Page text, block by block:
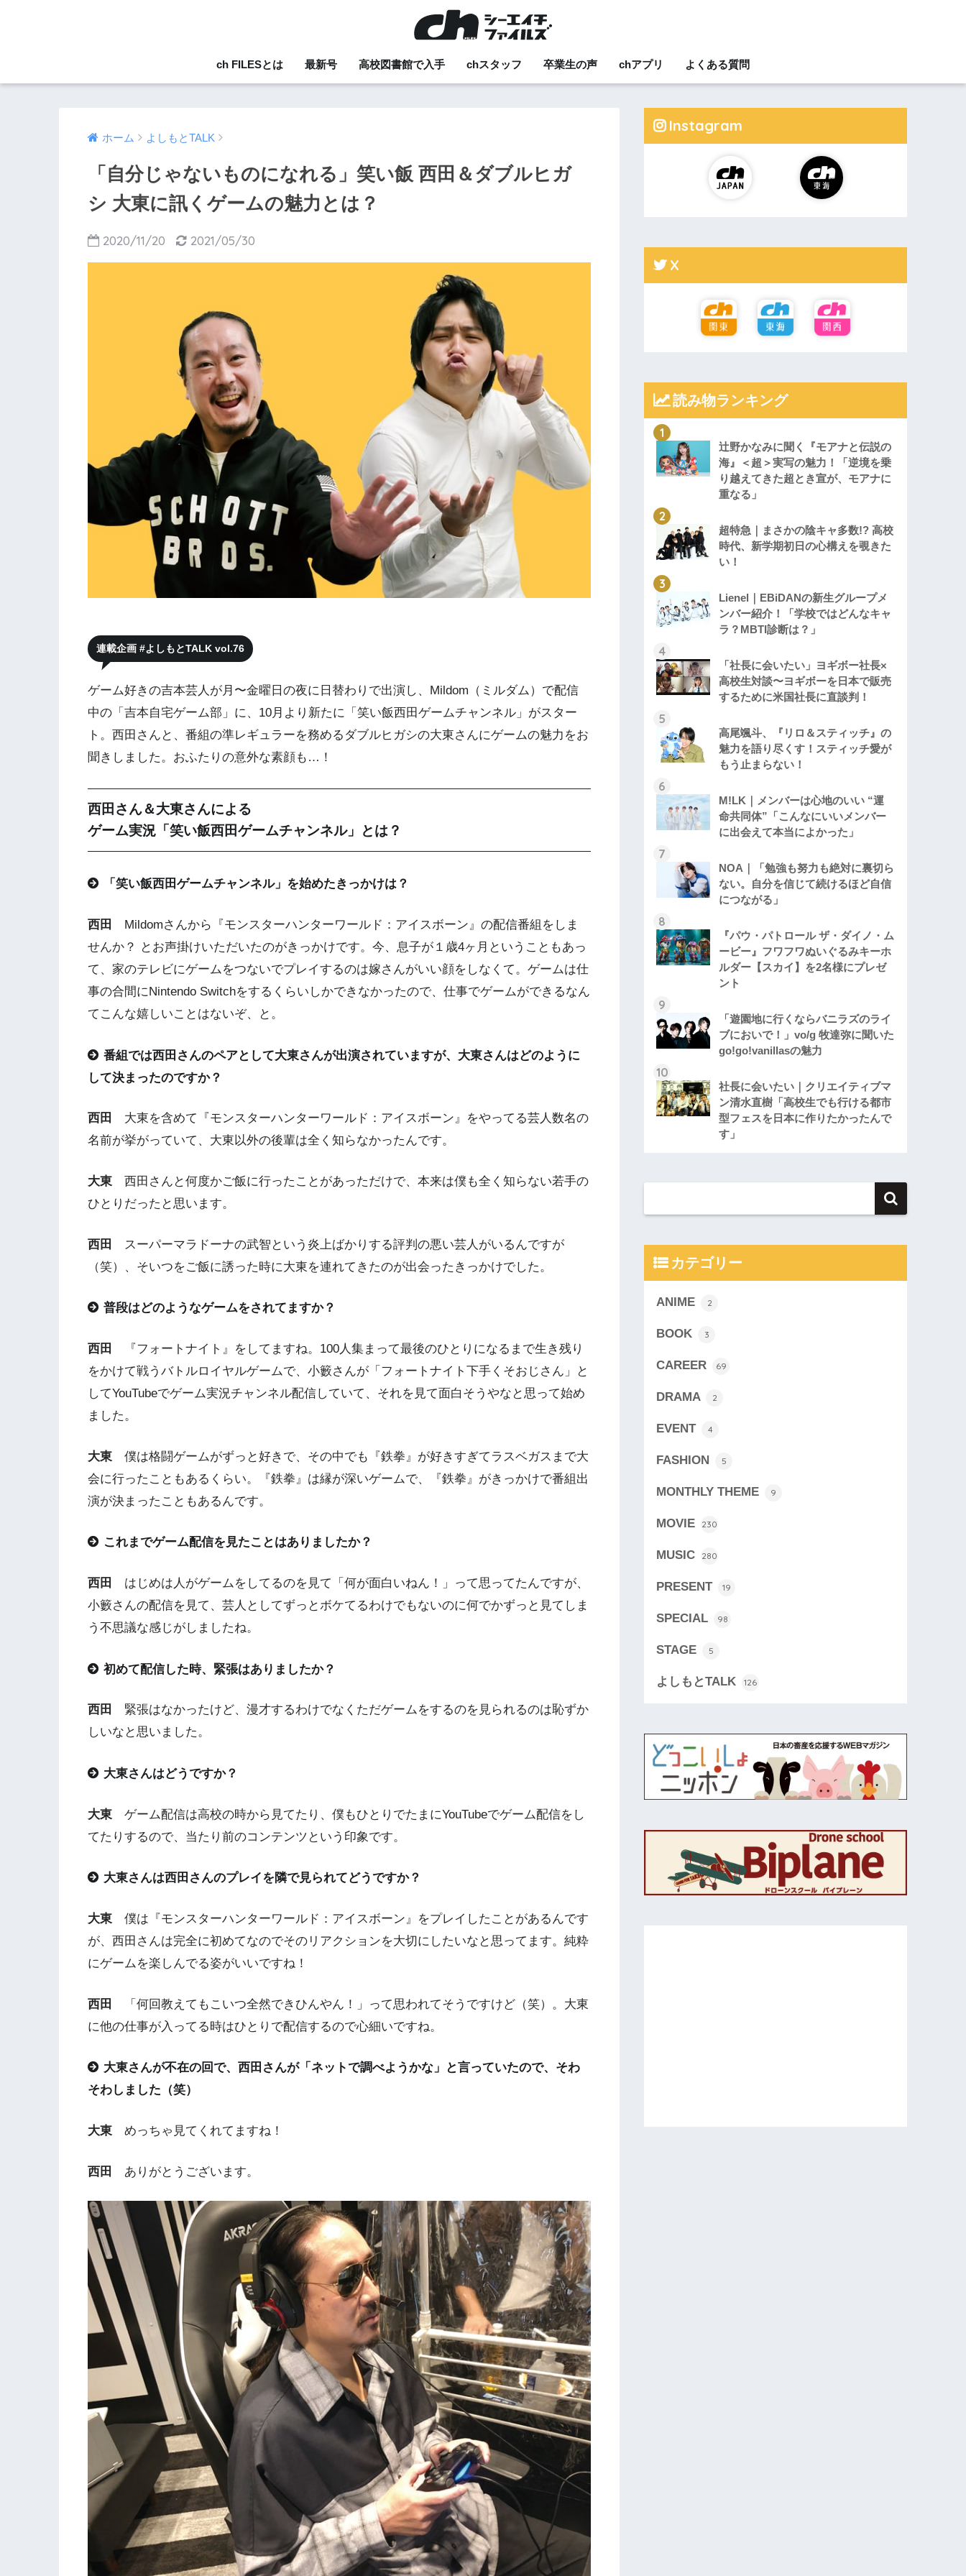
ch FILESとは 最新号 高校図書館で入手 chスタッフ 卒業生の声 chアプリ よくある質問
ホーム よしもとTALK
「自分じゃないものになれる」笑い飯 西田＆ダブルヒガ
シ 大東に訊くゲームの魅力とは？
2020/11/20 2021/05/30
連載企画 #よしもとTALK vol.76
ゲーム好きの吉本芸人が月〜金曜日の夜に日替わりで出演し、Mildom（ミルダム）で配信
中の「吉本自宅ゲーム部」に、10月より新たに「笑い飯西田ゲームチャンネル」がスター
ト。西田さんと、番組の準レギュラーを務めるダブルヒガシの大東さんにゲームの魅力をお
聞きしました。おふたりの意外な素顔も…！
西田さん＆大東さんによる
ゲーム実況「笑い飯西田ゲームチャンネル」とは？
「笑い飯西田ゲームチャンネル」を始めたきっかけは？
西田
Mildomさんから『モンスターハンターワールド：アイスボーン』の配信番組をしま
せんか？ とお声掛けいただいたのがきっかけです。今、息子が１歳4ヶ月ということもあっ
て、家のテレビにゲームをつないでプレイするのは嫁さんがいい顔をしなくて。ゲームは仕
事の合間にNintendo Switchをするくらいしかできなかったので、仕事でゲームができるなん
てこんな嬉しいことはないぞ、と。
番組では西田さんのペアとして大東さんが出演されていますが、大東さんはどのように
して決まったのですか？
西田
大東を含めて『モンスターハンターワールド：アイスボーン』をやってる芸人数名の
名前が挙がっていて、大東以外の後輩は全く知らなかったんです。
大東 西田さんと何度かご飯に行ったことがあっただけで、本来は僕も全く知らない若手の
ひとりだったと思います。
西田
スーパーマラドーナの武智という炎上ばかりする評判の悪い芸人がいるんですが
（笑）、そいつをご飯に誘った時に大東を連れてきたのが出会ったきっかけでした。
普段はどのようなゲームをされてますか？
西田
『フォートナイト』をしてますね。100人集まって最後のひとりになるまで生き残り
をかけて戦うバトルロイヤルゲームで、小籔さんが「フォートナイト下手くそおじさん」と
してYouTubeでゲーム実況チャンネル配信していて、それを見て面白そうやなと思って始め
ました。
大東 僕は格闘ゲームがずっと好きで、その中でも『鉄拳』が好きすぎてラスベガスまで大
会に行ったこともあるくらい。『鉄拳』は縁が深いゲームで、『鉄拳』がきっかけで番組出
演が決まったこともあるんです。
これまでゲーム配信を見たことはありましたか？
西田
はじめは人がゲームをしてるのを見て「何が面白いねん！」って思ってたんですが、
小籔さんの配信を見て、芸人としてずっとボケてるわけでもないのに何でかずっと見てしま
う不思議な感じがしましたね。
初めて配信した時、緊張はありましたか？
西田
緊張はなかったけど、漫才するわけでなくただゲームをするのを見られるのは恥ずか
しいなと思いました。
大東さんはどうですか？
大東 ゲーム配信は高校の時から見てたり、僕もひとりでたまにYouTubeでゲーム配信をし
てたりするので、当たり前のコンテンツという印象です。
大東さんは西田さんのプレイを隣で見られてどうですか？
大東 僕は『モンスターハンターワールド：アイスボーン』をプレイしたことがあるんです
が、西田さんは完全に初めてなのでそのリアクションを大切にしたいなと思ってます。純粋
にゲームを楽しんでる姿がいいですね！
西田
「何回教えてもこいつ全然できひんやん！」って思われてそうですけど（笑）。大東
に他の仕事が入ってる時はひとりで配信するので心細いですね。
大東さんが不在の回で、西田さんが「ネットで調べようかな」と言っていたので、そわ
そわしました（笑）
大東 めっちゃ見てくれてますね！
西田 ありがとうございます。
Instagram
X
読み物ランキング
辻野かなみに聞く『モアナと伝説の
海』＜超＞実写の魅力！「逆境を乗
り越えてきた超とき宣が、モアナに
重なる」
超特急｜まさかの陰キャ多数!? 高校
時代、新学期初日の心構えを覗きた
い！
Lienel｜EBiDANの新生グループメ
ンバー紹介！「学校ではどんなキャ
ラ？MBTI診断は？」
「社長に会いたい」ヨギボー社長×
高校生対談〜ヨギボーを日本で販売
するために米国社長に直談判！
高尾颯斗、『リロ＆スティッチ』の
魅力を語り尽くす！スティッチ愛が
もう止まらない！
M!LK｜メンバーは心地のいい “運
命共同体”「こんなにいいメンバー
に出会えて本当によかった」
NOA｜「勉強も努力も絶対に裏切ら
ない。自分を信じて続けるほど自信
につながる」
『パウ・パトロール ザ・ダイノ・ム
ービー』フワフワぬいぐるみキーホ
ルダー【スカイ】を2名様にプレゼ
ント
「遊園地に行くならバニラズのライ
ブにおいで！」vo/g 牧達弥に聞いた
go!go!vanillasの魅力
社長に会いたい｜クリエイティブマ
ン清水直樹「高校生でも行ける都市
型フェスを日本に作りたかったんで
す」
カテゴリー
ANIME 2
BOOK 3
CAREER 69
DRAMA 2
EVENT 4
FASHION 5
MONTHLY THEME 9
MOVIE 230
MUSIC 280
PRESENT 19
SPECIAL 98
STAGE 5
よしもとTALK 126